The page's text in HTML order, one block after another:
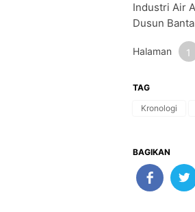
Industri Air
Dusun
Halaman 1
TAG
Kronologi
BAGIKAN